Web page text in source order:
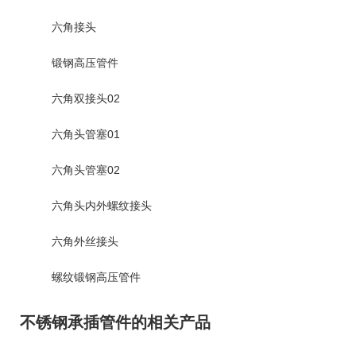
六角接头
锻钢高压管件
六角双接头02
六角头管塞01
六角头管塞02
六角头内外螺纹接头
六角外丝接头
螺纹锻钢高压管件
不锈钢承插管件的相关产品